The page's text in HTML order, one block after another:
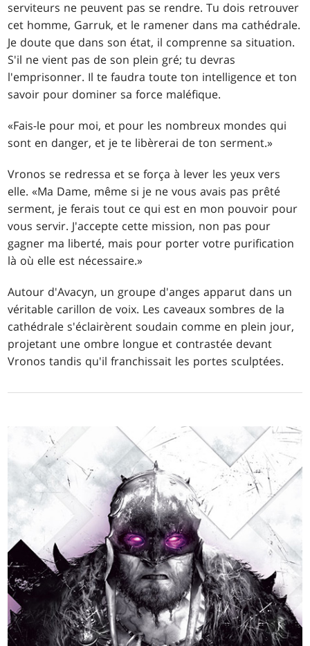
serviteurs ne peuvent pas se rendre. Tu dois retrouver
cet homme, Garruk, et le ramener dans ma cathédrale.
Je doute que dans son état, il comprenne sa situation.
S'il ne vient pas de son plein gré; tu devras
l'emprisonner. Il te faudra toute ton intelligence et ton
savoir pour dominer sa force maléfique.
«Fais-le pour moi, et pour les nombreux mondes qui
sont en danger, et je te libèrerai de ton serment.»
Vronos se redressa et se força à lever les yeux vers
elle. «Ma Dame, même si je ne vous avais pas prêté
serment, je ferais tout ce qui est en mon pouvoir pour
vous servir. J'accepte cette mission, non pas pour
gagner ma liberté, mais pour porter votre purification
là où elle est nécessaire.»
Autour d'Avacyn, un groupe d'anges apparut dans un
véritable carillon de voix. Les caveaux sombres de la
cathédrale s'éclairèrent soudain comme en plein jour,
projetant une ombre longue et contrastée devant
Vronos tandis qu'il franchissait les portes sculptées.